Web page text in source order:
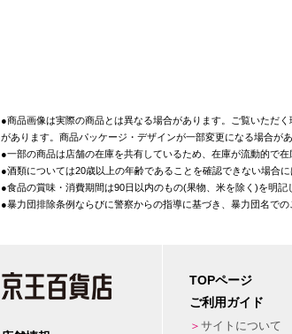
●商品画像は実際の商品とは異なる場合があります。ご覧いただ
があります。商品パッケージ・デザインが一部変更になる場合があ
●一部の商品は店舗の在庫を共有しているため、在庫が流動的で
●酒類については20歳以上の年齢であることを確認できない場合に
●食品の賞味・消費期間は90日以内のもの(果物、米を除く)を明
●暴力団排除条例ならびに警察からの指導に基づき、暴力団名で
TOPページ
ご利用ガイド
サイトについて